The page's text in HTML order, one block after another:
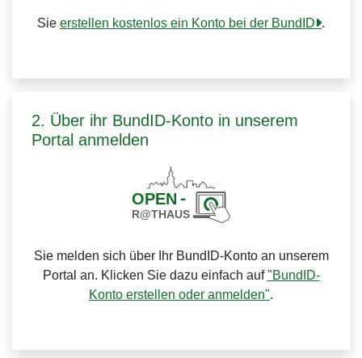
Sie erstellen kostenlos ein Konto bei der BundID .
2. Über ihr BundID-Konto in unserem
Portal anmelden
Sie melden sich über Ihr BundID-Konto an unserem
Portal an. Klicken Sie dazu einfach auf"BundID-
Konto erstellen oder anmelden".